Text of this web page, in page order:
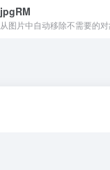
jpgRM
从图片中自动移除不需要的